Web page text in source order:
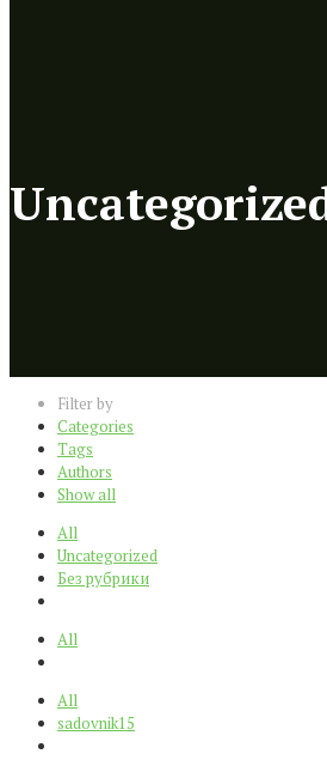
Filter by
Categories
Tags
Authors
Show all
All
Uncategorized
Без рубрики
All
All
sadovnik15